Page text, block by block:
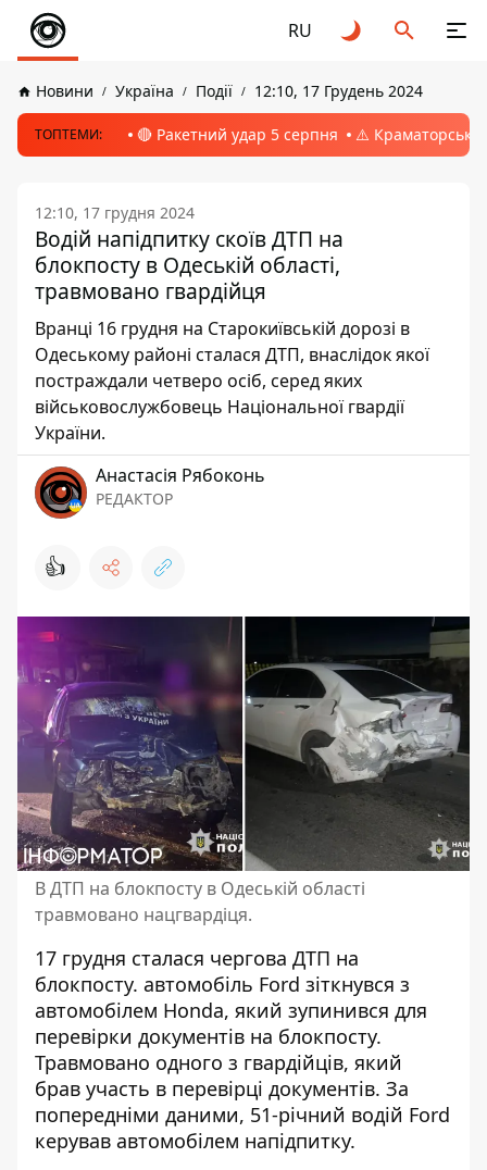
RU
Новини Україна Події 12:10, 17 Грудень 2024
ТОПТЕМИ: 🔴 Ракетний удар 5 серпня ⚠️ Краматорськ,
12:10, 17 грудня 2024
Водій напідпитку скоїв ДТП на
блокпосту в Одеській області,
травмовано гвардійця
Вранці 16 грудня на Старокиївській дорозі в
Одеському районі сталася ДТП, внаслідок якої
постраждали четверо осіб, серед яких
військовослужбовець Національної гвардії
України.
Анастасія Рябоконь
РЕДАКТОР
👍
В ДТП на блокпосту в Одеській області
травмовано нацгвардіця.
17 грудня сталася чергова ДТП на
блокпосту. автомобіль Ford зіткнувся з
автомобілем Honda, який зупинився для
перевірки документів на блокпосту.
Травмовано одного з гвардійців, який
брав участь в перевірці документів. За
попередніми даними, 51-річний водій Ford
керував автомобілем напідпитку.